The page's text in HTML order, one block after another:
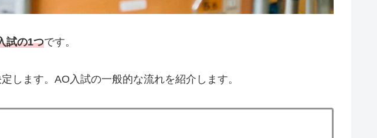
試の1つです。
します。AO入試の一般的な流れを紹介します。